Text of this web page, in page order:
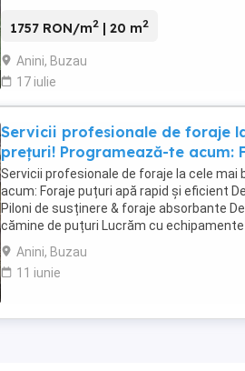
1757 RON/m2 | 20 m2
Anini, Buzau
17 iulie
Servicii profesionale de foraje
prețuri! Programează-te acum:
Servicii profesionale de foraje la cele mai
acum: Foraje puțuri apă rapid și eficient
Piloni de susținere & foraje absorbante
cămine de puțuri Lucrăm cu
pentru ...
Anini, Buzau
11 iunie